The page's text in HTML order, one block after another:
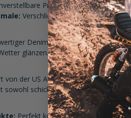
Protektortaschen an
Verschließbare Seitentaschen
Denim mit Teflon-
glänzen.
von der US Air Force, erinnert das
schick als auch praktisch.
Perfekt kombinierbar mit John